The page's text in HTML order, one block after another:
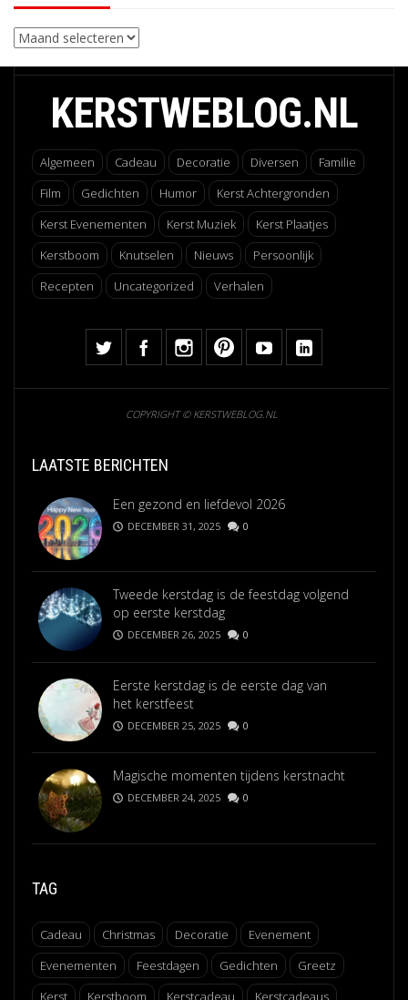
Archieven
KERSTWEBLOG.NL
Algemeen Cadeau Decoratie Diversen
Familie
Film
Gedichten Humor
Kerst Achtergronden
Kerst Evenementen
Kerst Muziek
Kerst Plaatjes
Kerstboom
Knutselen Nieuws
Persoonlijk
Recepten
Uncategorized Verhalen
COPYRIGHT © KERSTWEBLOG.NL
LAATSTE BERICHTEN
Een gezond en liefdevol 2026
DECEMBER 31, 2025 0
Tweede kerstdag is de feestdag volgend
op eerste kerstdag
DECEMBER 26, 2025 0
Eerste kerstdag is de eerste dag van
het kerstfeest
DECEMBER 25, 2025 0
Magische momenten tijdens kerstnacht
DECEMBER 24, 2025 0
TAG
Cadeau Christmas Decoratie
Evenement
Evenementen
Feestdagen Gedichten
Greetz
Kerst
Kerstboom Kerstcadeau Kerstcadeaus